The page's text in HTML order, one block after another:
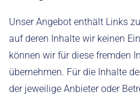
Unser Angebot enthält Links
auf deren Inhalte wir keinen
können wir für diese fremden
übernehmen. Für die Inhalte
der jeweilige Anbieter oder